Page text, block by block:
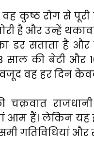
वह कुष्ठ रोग से
है और उन्हें
डर सताता है
साल की बेटी और
वह हर दिन
चक्रवात
आम हैं। लेकिन यह
गतिविधियां